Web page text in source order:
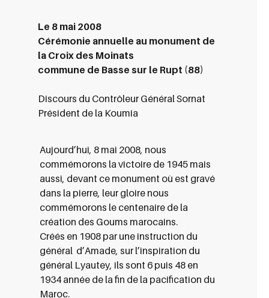
Le 8 mai 2008
Cérémonie annuelle au monument de
la Croix des Moinats
commune de Basse sur le Rupt (88)
Discours du Contrôleur Général Sornat
Président de la Koumia
Aujourd’hui, 8 mai 2008, nous
commémorons la victoire de 1945 mais
aussi, devant ce monument où est gravé
dans la pierre, leur gloire nous
commémorons le centenaire de la
création des Goums marocains.
Créés en 1908 par une instruction du
général d’Amade, sur l’inspiration du
général Lyautey, ils sont 6 puis 48 en
1934 année de la fin de la pacification du
Maroc.